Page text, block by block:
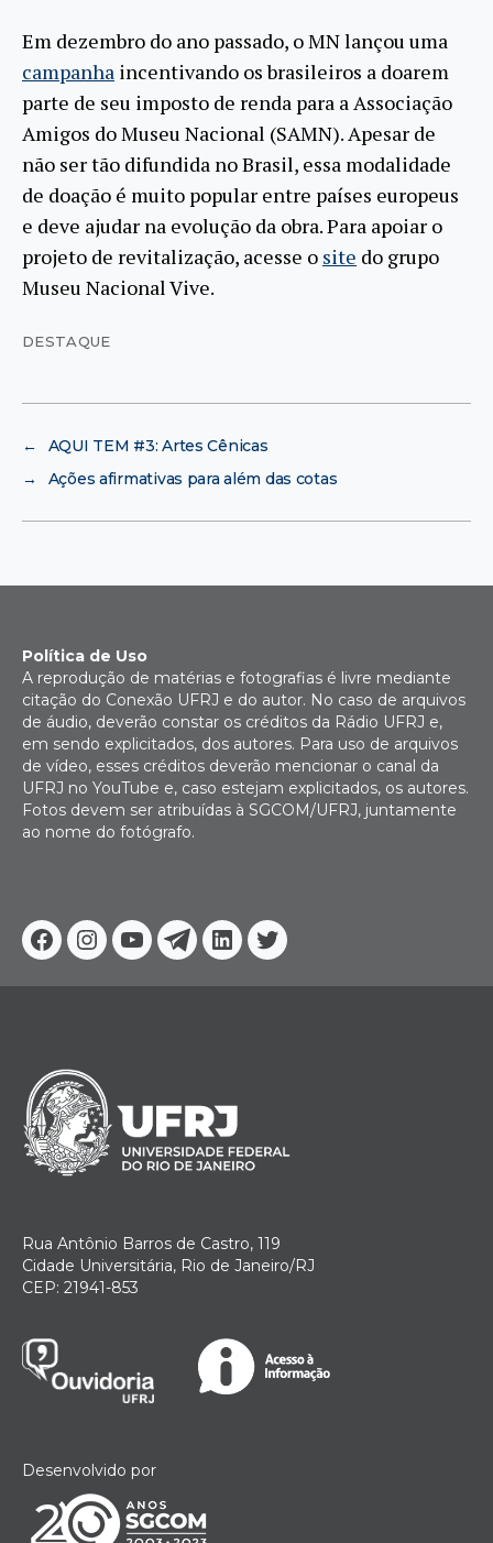
Em dezembro do ano passado, o MN lançou uma
campanha incentivando os brasileiros a doarem
parte de seu imposto de renda para a Associação
Amigos do Museu Nacional (SAMN). Apesar de
não ser tão difundida no Brasil, essa modalidade
de doação é muito popular entre países europeus
e deve ajudar na evolução da obra. Para apoiar o
projeto de revitalização, acesse o site do grupo
Museu Nacional Vive.
DESTAQUE
←
AQUI TEM #3: Artes Cênicas
→
Ações afirmativas para além das cotas
Facebook
Instagram
YoutubeTelegram
Linkedin
Twitter
Política de Uso
A reprodução de matérias e fotografias é livre mediante
citação do Conexão UFRJ e do autor. No caso de arquivos
de áudio, deverão constar os créditos da Rádio UFRJ e,
em sendo explicitados, dos autores. Para uso de arquivos
de vídeo, esses créditos deverão mencionar o canal da
UFRJ no YouTube e, caso estejam explicitados, os autores.
Fotos devem ser atribuídas à SGCOM/UFRJ, juntamente
ao nome do fotógrafo.
Rua Antônio Barros de Castro, 119
Cidade Universitária, Rio de Janeiro/RJ
CEP: 21941-853
Desenvolvido por